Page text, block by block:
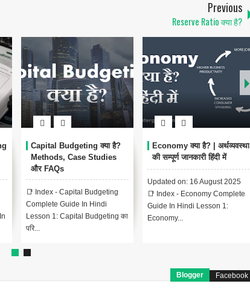
Previous
Reserve Ratio क्या है?
Capital Budgeting क्या है?
Methods, Case Studies
और FAQs
📑 Index - Capital Budgeting
Complete Guide In Hindi
Lesson 1: Capital Budgeting का
परि...
Economy क्या है? | अर्थव्यवस्था
की सम्पूर्ण जानकारी हिंदी में
Updated on: 16 August 2025
📑 Index - Economy Complete
Guide In Hindi Lesson 1:
Economy...
Blogger Facebook